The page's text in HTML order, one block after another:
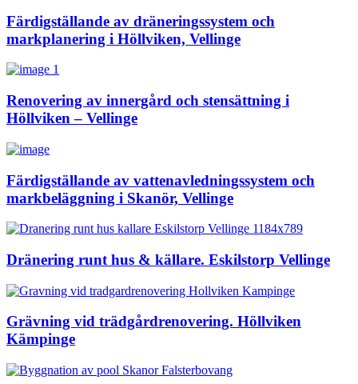
Färdigställande av dräneringssystem och
markplanering i Höllviken, Vellinge
Renovering av innergård och stensättning i
Höllviken – Vellinge
Färdigställande av vattenavledningssystem och
markbeläggning i Skanör, Vellinge
Dränering runt hus & källare. Eskilstorp Vellinge
Grävning vid trädgårdrenovering. Höllviken
Kämpinge